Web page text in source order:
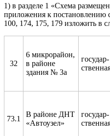
1) в разделе 1 «Схема
приложения к постановлению
100, 174, 175, 179 изложить в
32
6 микрорайон,
в районе
здания № 3а
государ-
73.1
В районе ДНТ
«Автоузел»
государ-